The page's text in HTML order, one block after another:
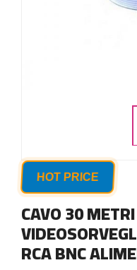
HOT PRICE
CAVO 30
RCA BNC